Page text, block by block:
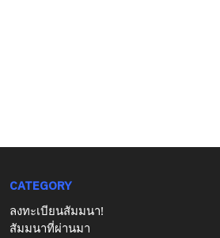
CATEGORY
ลงทะเบียนสัมมนา!
สัมมนาที่ผ่านมา